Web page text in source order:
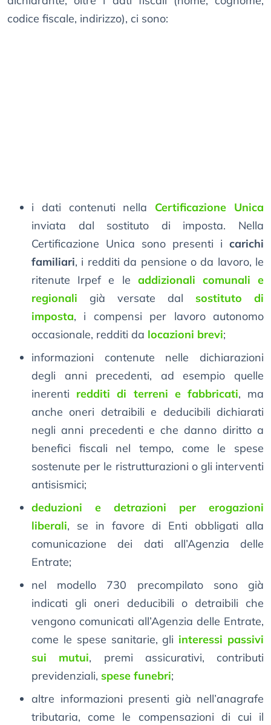
codice fiscale, indirizzo), ci sono:
i dati contenuti nella Certificazione Unica
inviata dal sostituto di imposta. Nella
Certificazione Unica sono presenti i carichi
familiari, i redditi da pensione o da lavoro, le
ritenute Irpef e le addizionali comunali e
regionali già versate dal sostituto di
imposta, i compensi per lavoro autonomo
occasionale, redditi da locazioni brevi;
informazioni contenute nelle dichiarazioni
degli anni precedenti, ad esempio quelle
inerenti redditi di terreni e fabbricati, ma
anche oneri detraibili e deducibili dichiarati
negli anni precedenti e che danno diritto a
benefici fiscali nel tempo, come le spese
sostenute per le ristrutturazioni o gli interventi
antisismici;
deduzioni e detrazioni per erogazioni
liberali, se in favore di Enti obbligati alla
comunicazione dei dati all’Agenzia delle
Entrate;
nel modello 730 precompilato sono già
indicati gli oneri deducibili o detraibili che
vengono comunicati all’Agenzia delle Entrate,
come le spese sanitarie, gli interessi passivi
sui mutui, premi assicurativi, contributi
previdenziali, spese funebri;
altre informazioni presenti già nell’anagrafe
tributaria, come le compensazioni di cui il